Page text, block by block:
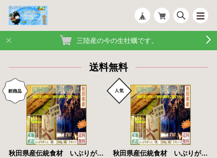
三陸産の今の生牡蠣です。
送料無料
秋田県産伝統食材 いぶりがっこ（長）/２６０ｇ入り/５本セット【送料無料】産地直送 秋田県産伝統食材 いぶりがっこ（長）/２６０ｇ入り/３本セット【送料無料】産地直送